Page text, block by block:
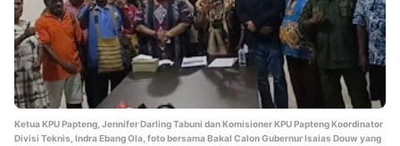
Ketua KPU Papteng, Jennifer Darling Tabuni dan Komisioner KPU Papteng Koordinator
Divisi Teknis, Indra Ebang Ola, foto bersama Bakal Calon Gubernur Isaias Douw yang